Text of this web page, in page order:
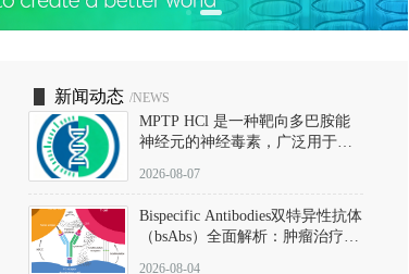
a
新闻动态 /NEWS
MPTP HCl 是一种靶向多巴胺能
神经元的神经毒素，广泛用于构
以盐酸盐形式存在，可触发线粒
体介导的神经元凋亡。其经典应
用即为选择性损毁中脑黑质致密
部多巴胺能神经元，从而可靠模
拟帕金森病的核心病理与行为表
2026-08-07
Bispecific Antibodies双特异性抗体
（bsAbs）全面解析：肿瘤治疗的
2026-08-04